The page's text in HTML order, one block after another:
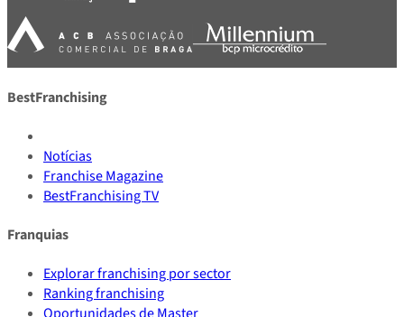
BestFranchising
Notícias
Franchise Magazine
BestFranchising TV
Franquias
Explorar franchising por sector
Ranking franchising